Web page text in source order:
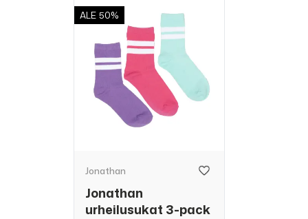
ALE 50%
Jonathan
Jonathan
urheilusukat 3-pack